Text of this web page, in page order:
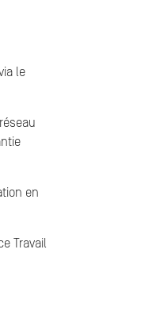
le
en
Travail